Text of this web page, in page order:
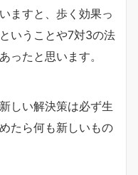
ますと、歩く効果っ
いうことや7対3の法
ったと思います。
しい解決策は必ず生
たら何も新しいもの